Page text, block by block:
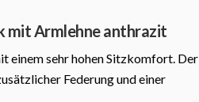
mit Armlehne anthrazit
einem sehr hohen Sitzkomfort. Der
Federung und einer